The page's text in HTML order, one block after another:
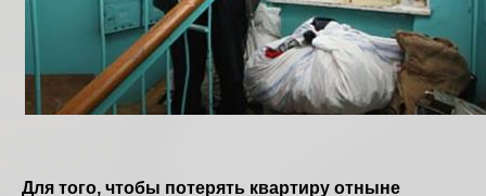
Для того, чтобы потерять квартиру отныне